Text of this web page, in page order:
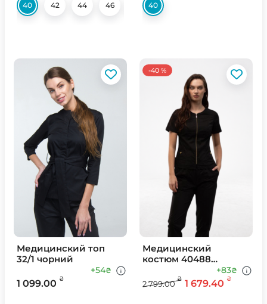
40 42 44 46 50
40
Медицинский топ
32/1 чорний
1 099.00 ₴
+54₴
-40 %
Медицинский
костюм 40488
2 799.00
₴ 1 679.40 ₴
+83₴